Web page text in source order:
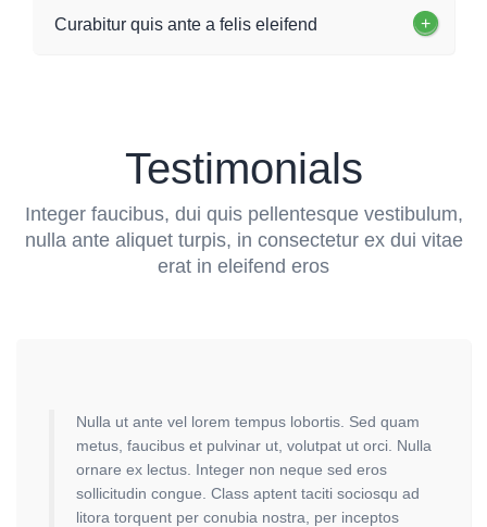
Curabitur quis ante a felis eleifend
Testimonials
Integer faucibus, dui quis pellentesque vestibulum,
nulla ante aliquet turpis, in consectetur ex dui vitae
erat in eleifend eros
Nulla ut ante vel lorem tempus lobortis. Sed quam
metus, faucibus et pulvinar ut, volutpat ut orci. Nulla
ornare ex lectus. Integer non neque sed eros
sollicitudin congue. Class aptent taciti sociosqu ad
litora torquent per conubia nostra, per inceptos